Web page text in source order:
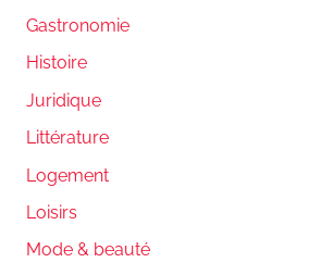
Gastronomie
Histoire
Juridique
Littérature
Logement
Loisirs
Mode & beauté